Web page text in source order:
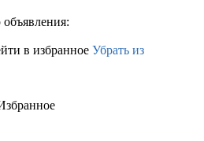
в избранное Убрать из